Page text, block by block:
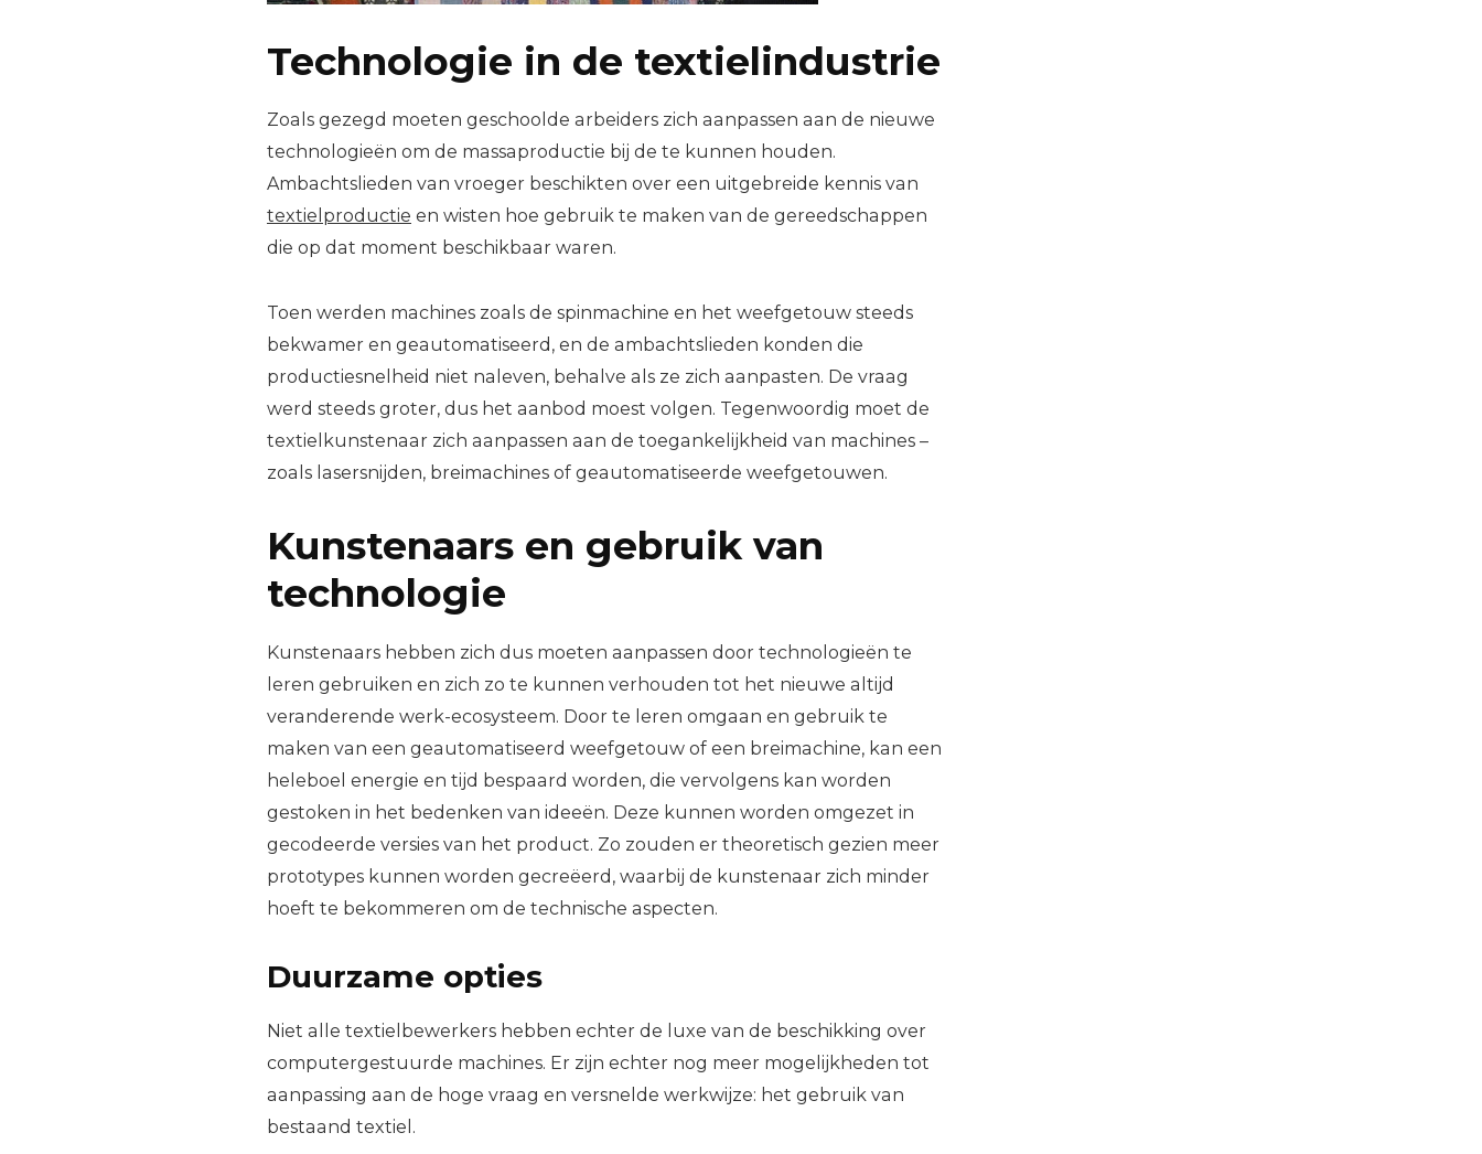
Technologie in de textielindustrie
Zoals gezegd moeten geschoolde arbeiders zich aanpassen aan de nieuwe
technologieën om de massaproductie bij de te kunnen houden.
Ambachtslieden van vroeger beschikten over een uitgebreide kennis van
textielproductie en wisten hoe gebruik te maken van de gereedschappen
die op dat moment beschikbaar waren.
Toen werden machines zoals de spinmachine en het weefgetouw steeds
bekwamer en geautomatiseerd, en de ambachtslieden konden die
productiesnelheid niet naleven, behalve als ze zich aanpasten. De vraag
werd steeds groter, dus het aanbod moest volgen. Tegenwoordig moet de
textielkunstenaar zich aanpassen aan de toegankelijkheid van machines –
zoals lasersnijden, breimachines of geautomatiseerde weefgetouwen.
Kunstenaars en gebruik van
technologie
Kunstenaars hebben zich dus moeten aanpassen door technologieën te
leren gebruiken en zich zo te kunnen verhouden tot het nieuwe altijd
veranderende werk-ecosysteem. Door te leren omgaan en gebruik te
maken van een geautomatiseerd weefgetouw of een breimachine, kan een
heleboel energie en tijd bespaard worden, die vervolgens kan worden
gestoken in het bedenken van ideeën. Deze kunnen worden omgezet in
gecodeerde versies van het product. Zo zouden er theoretisch gezien meer
prototypes kunnen worden gecreëerd, waarbij de kunstenaar zich minder
hoeft te bekommeren om de technische aspecten.
Duurzame opties
Niet alle textielbewerkers hebben echter de luxe van de beschikking over
computergestuurde machines. Er zijn echter nog meer mogelijkheden tot
aanpassing aan de hoge vraag en versnelde werkwijze: het gebruik van
bestaand textiel.